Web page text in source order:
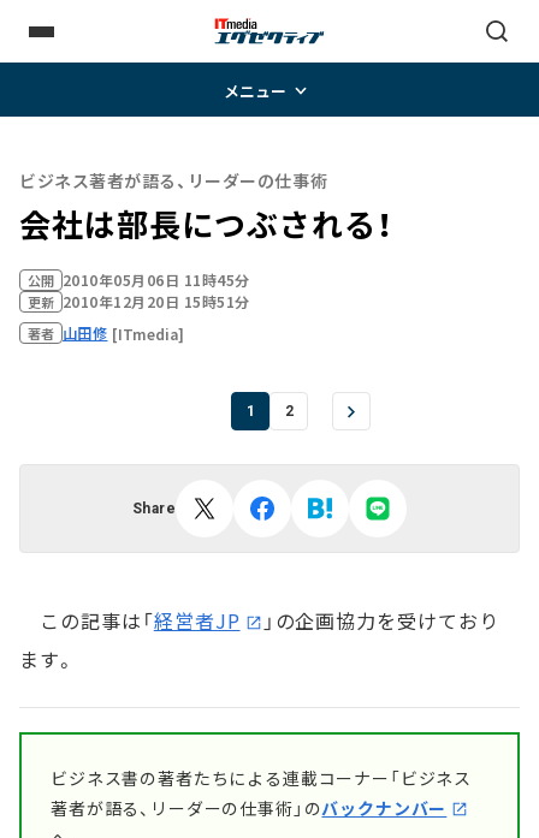
メニュー
ビジネス著者が語る、リーダーの仕事術
会社は部長につぶされる！
公開 2010年05月06日 11時45分
更新 2010年12月20日 15時51分
著者 山田修 [ITmedia]
1 2
Share
この記事は「経営者JP
」の企画協力を受けており
ます。
ビジネス書の著者たちによる連載コーナー「ビジネス
著者が語る、リーダーの仕事術」のバックナンバー